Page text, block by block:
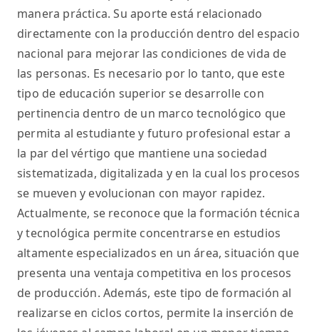
manera práctica. Su aporte está relacionado
directamente con la producción dentro del espacio
nacional para mejorar las condiciones de vida de
las personas. Es necesario por lo tanto, que este
tipo de educación superior se desarrolle con
pertinencia dentro de un marco tecnológico que
permita al estudiante y futuro profesional estar a
la par del vértigo que mantiene una sociedad
sistematizada, digitalizada y en la cual los procesos
se mueven y evolucionan con mayor rapidez.
Actualmente, se reconoce que la formación técnica
y tecnológica permite concentrarse en estudios
altamente especializados en un área, situación que
presenta una ventaja competitiva en los procesos
de producción. Además, este tipo de formación al
realizarse en ciclos cortos, permite la inserción de